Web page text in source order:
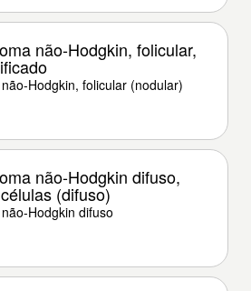
não-Hodgkin, folicular,
Hodgkin, folicular (nodular)
não-Hodgkin difuso,
(difuso)
Hodgkin difuso